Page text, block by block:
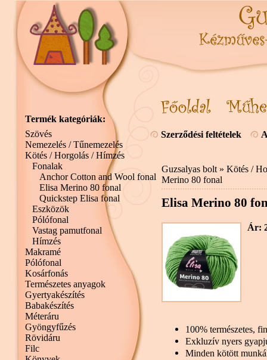
Szerződési feltételek
Guzsalyas bolt » Kötés /
Merino 80 fonal
Elisa Merino 80
Ár:
100% természetes,
Exkluzív nyers
Minden kötött
Termék kategóriák:
Szövés
Nemezelés / Tűnemezelés
Kötés / Horgolás / Hímzés
Fonalak
Anchor Cotton and Wool fonal
Elisa Merino 80 fonal
Quickstep Elisa fonal
Eszközök
Pólófonal
Vastag pamutfonal
Hímzés
Makramé
Pólófonal
Kosárfonás
Természetes anyagok
Gyertyakészítés
Babakészítés
Méteráru
Gyöngyfűzés
Rövidáru
Filc